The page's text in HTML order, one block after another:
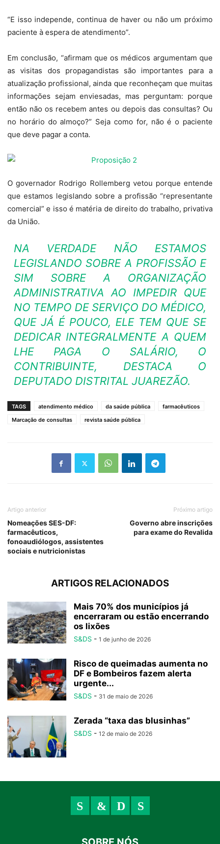
“E isso independe, continua de haver ou não um próximo
paciente à espera de atendimento”.
Em conclusão, “afirmam que os médicos argumentam que
as visitas dos propagandistas são importantes para a
atualização profissional, ainda que reconheçam que muitas
informações sejam enviesadas, mas perguntam: porque
então não os recebem antes ou depois das consultas? Ou
no horário do almoço?” Seja como for, não é o paciente
que deve pagar a conta.
O governador Rodrigo Rollemberg vetou porque entende
que estamos legislando sobre a profissão “representante
comercial” e isso é matéria de direito do trabalho, privativa
da União.
NA VERDADE NÃO ESTAMOS
LEGISLANDO SOBRE A PROFISSÃO E
SIM SOBRE A ORGANIZAÇÃO
ADMINISTRATIVA AO IMPEDIR QUE
NO TEMPO DE SERVIÇO DO MÉDICO,
QUE JÁ É POUCO, ELE TEM QUE SE
DEDICAR INTEGRALMENTE A QUEM
LHE PAGA O SALÁRIO, O
CONTRIBUINTE, DESTACA O
DEPUTADO DISTRITAL JUAREZÃO.
TAGS atendimento médico da saúde pública
farmacêuticos
Marcação de consultas
revista saúde pública
Artigo anterior
Nomeações SES-DF:
farmacêuticos,
fonoaudiólogos, assistentes
sociais e nutricionistas
Próximo artigo
Governo abre inscrições
para exame do Revalida
ARTIGOS RELACIONADOS
Mais 70% dos municípios já
encerraram ou estão encerrando
os lixões
S&DS - 1 de junho de 2026
Risco de queimadas aumenta no
DF e Bombeiros fazem alerta
urgente...
S&DS - 31 de maio de 2026
Zerada “taxa das blusinhas”
S&DS - 12 de maio de 2026